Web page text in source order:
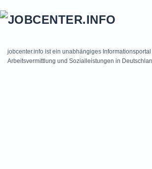
jobcenter.info ist ein unabhängiges
Arbeitsvermittlung und Sozialleistungen in